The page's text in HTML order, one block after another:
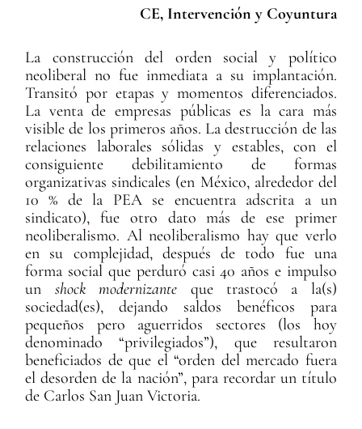
CE, Intervención y Coyuntura
La construcción del orden social y político
neoliberal no fue inmediata a su implantación.
Transitó por etapas y momentos diferenciados.
La venta de empresas públicas es la cara más
visible de los primeros años. La destrucción de las
relaciones laborales sólidas y estables, con el
consiguiente debilitamiento de formas
organizativas sindicales (en México, alrededor del
10 % de la PEA se encuentra adscrita a un
sindicato), fue otro dato más de ese primer
neoliberalismo. Al neoliberalismo hay que verlo
en su complejidad, después de todo fue una
forma social que perduró casi 40 años e impulso
un shock modernizante que trastocó a la(s)
sociedad(es), dejando saldos benéficos para
pequeños pero aguerridos sectores (los hoy
denominado “privilegiados”), que resultaron
beneficiados de que el “orden del mercado fuera
el desorden de la nación”, para recordar un título
de Carlos San Juan Victoria.